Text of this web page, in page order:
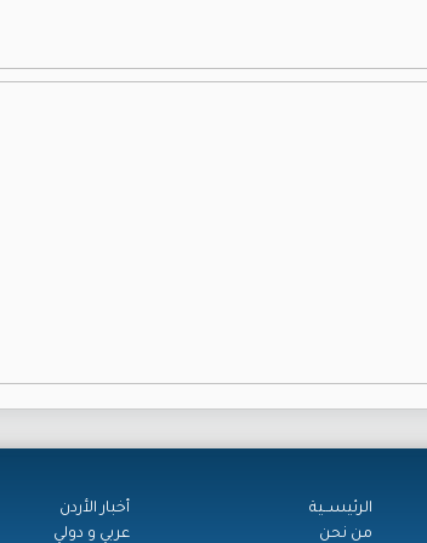
الرئيســية
من نحن
أخبار الأردن
عربي و دولي